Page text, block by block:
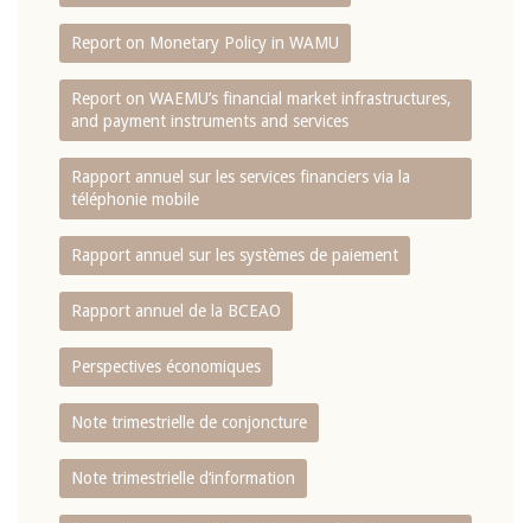
Report on Monetary Policy in WAMU
Report on WAEMU’s financial market infrastructures,
and payment instruments and services
Rapport annuel sur les services financiers via la
téléphonie mobile
Rapport annuel sur les systèmes de paiement
Rapport annuel de la BCEAO
Perspectives économiques
Note trimestrielle de conjoncture
Note trimestrielle d‘information